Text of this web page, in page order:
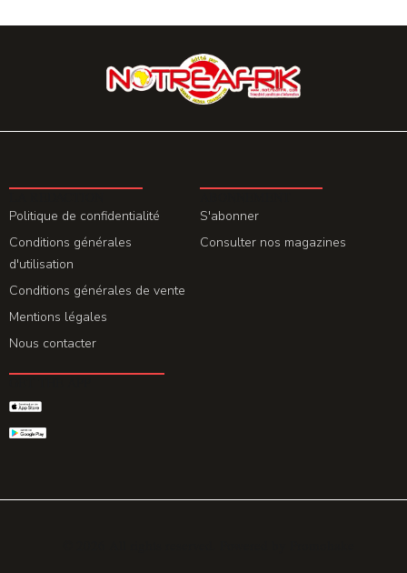
Politique de confidentialité
Conditions générales
d'utilisation
Conditions générales de vente
Mentions légales
Nous contacter
S'abonner
Consulter nos magazines